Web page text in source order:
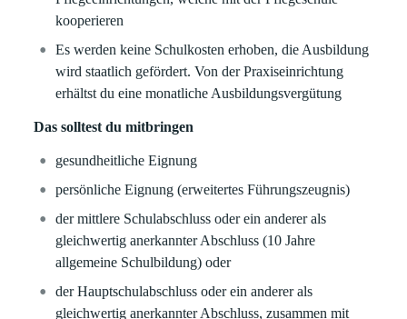
kooperieren
Es werden keine Schulkosten erhoben, die Ausbildung
wird staatlich gefördert. Von der Praxiseinrichtung
erhältst du eine monatliche Ausbildungsvergütung
Das solltest du mitbringen
gesundheitliche Eignung
persönliche Eignung (erweitertes Führungszeugnis)
der mittlere Schulabschluss oder ein anderer als
gleichwertig anerkannter Abschluss (10 Jahre
allgemeine Schulbildung) oder
der Hauptschulabschluss oder ein anderer als
gleichwertig anerkannter Abschluss, zusammen mit